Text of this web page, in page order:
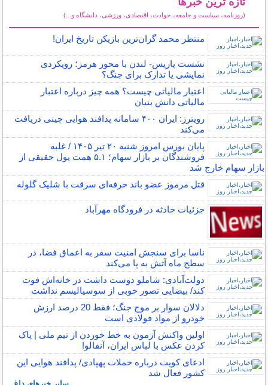
(روزنامه، سیاست و جامعه، حوادث، اقتصادی، ورزشی، دانشگاه و...)
منتظر محمد گران‌ترین بازیکن تاریخ ایران!
نشست پاریس- لندن با محور هرمز؛ رویکردی
نمایشی یا تدارک برای جنگ؟
اعتبار مالیاتی چیست؟ همه چیز درباره اعتبار
مالیاتی دانش بنیان
رویترز: ایران ۴۰۰ سامانه پدافند هوایی چینی دریافت
می‌کند
پایان بورس امروز شنبه ۲۰ تیر ۱۴۰۵ / غلبه
فروشندگان بر بازار سهام؛ ۵.۱ همت پول حقیقی از
بازار سهام خارج شد
قتل مرموز عضو باند حرفه‌ای سرقت با شلیک گلوله
جزئیات حادثه در فرودگاه مهرآباد
ناسا برای سنجش امنیت سفر به اعماق فضا، در
سطح ماه آتش به پا می‌کند
دولت‌آبادی: شاملو دوست داشت در خانه‌اش فوت
کند/ بیضایی تصور خوبی از سوسیالیسم نداشت
دلالان سوار بر موج جنگ؛ فقط 20 درصد ارزش
خودرو از مواد فولادی است
اولین واکنش آزمون به خط خوردن از تیم ملی | پاک
کردن عکس با لباس ایران، آنفالو!
ادعای کویت درباره حملات پهپادی/ پدافند هوایی این
کشور فعال شد